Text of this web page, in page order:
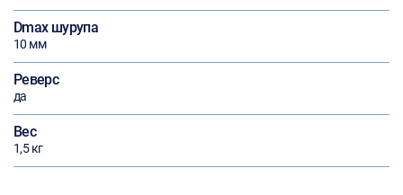
Dmax шурупа
10 мм
Реверс
да
Вес
1,5 кг